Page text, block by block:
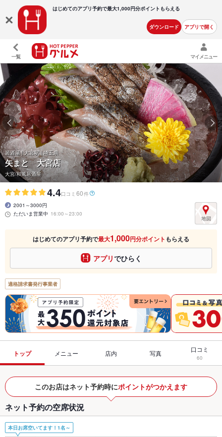
はじめてのアプリ予約で最大1,000円分ポイントもらえる
ダウンロード アプリで開く
一覧 マイメニュー
居酒屋 | 大宮駅 | 埼玉県
矢まと 大宮店
大宮/和風居酒屋
4.4口コミ 60件
2001～3000円
ただいま営業中 16:00～23:00
はじめてのアプリ予約で最大1,000円分ポイント もらえる
アプリでひらく
適格請求書発行事業者
トップ メニュー 店内 写真 口コミ
60
このお店はネット予約時にポイントがつかえます
ネット予約の空席状況
本日お席空いてます！1名～